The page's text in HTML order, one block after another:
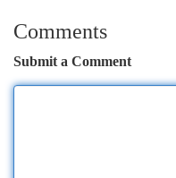
Comments
Submit a Comment